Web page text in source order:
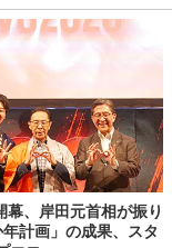
幕、岸田元首相が振り
計画」の成果、スタ